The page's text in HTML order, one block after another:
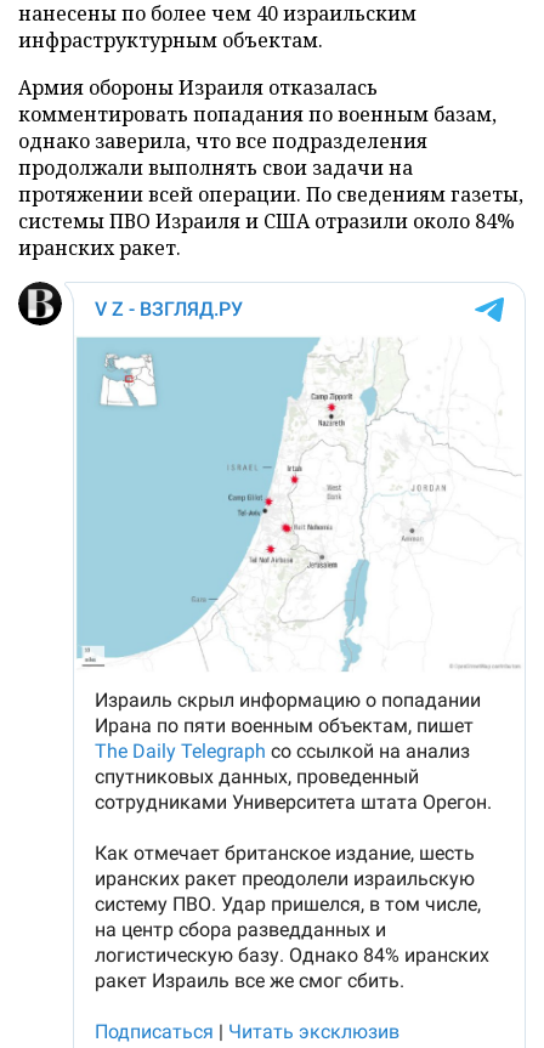
нанесены по более чем 40 израильским
инфраструктурным объектам.
Армия обороны Израиля отказалась
комментировать попадания по военным базам,
однако заверила, что все подразделения
продолжали выполнять свои задачи на
протяжении всей операции. По сведениям газеты,
системы ПВО Израиля и США отразили около 84%
иранских ракет.